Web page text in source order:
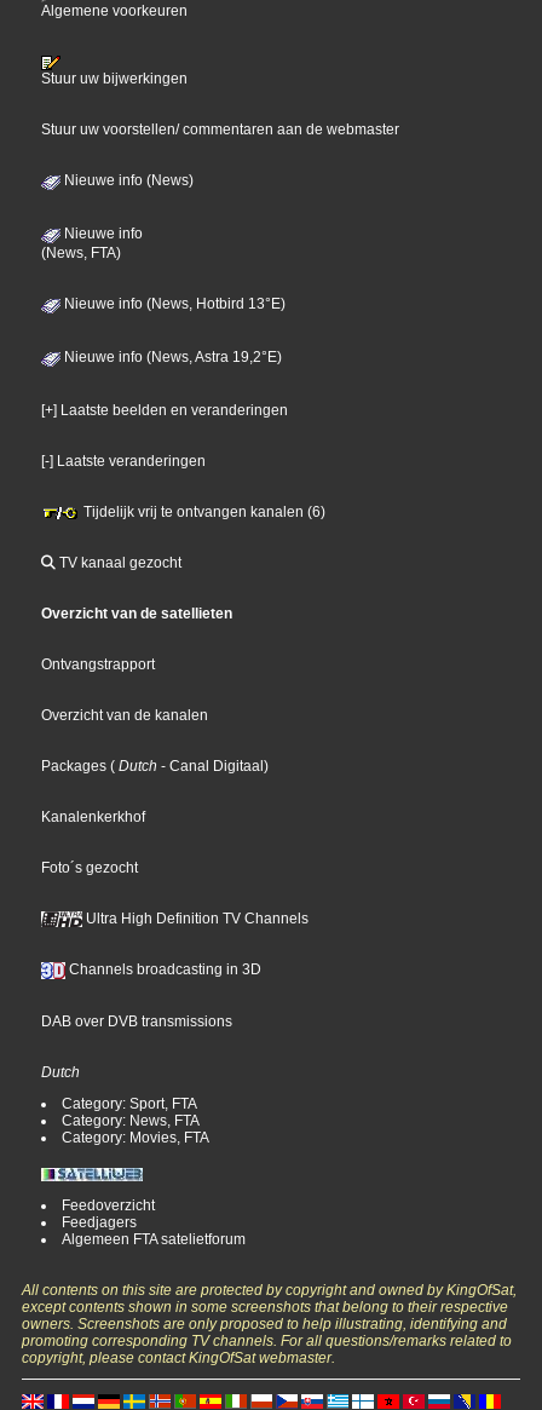
Algemene voorkeuren
Stuur uw bijwerkingen
Stuur uw voorstellen/ commentaren aan de webmaster
Nieuwe info (News)
Nieuwe info
(News, FTA)
Nieuwe info (News, Hotbird 13°E)
Nieuwe info (News, Astra 19,2°E)
[+] Laatste beelden en veranderingen
[-] Laatste veranderingen
Tijdelijk vrij te ontvangen kanalen (6)
TV kanaal gezocht
Overzicht van de satellieten
Ontvangstrapport
Overzicht van de kanalen
Packages ( Dutch - Canal Digitaal)
Kanalenkerkhof
Foto´s gezocht
Ultra High Definition TV Channels
Channels broadcasting in 3D
DAB over DVB transmissions
Dutch
Category: Sport, FTA
Category: News, FTA
Category: Movies, FTA
Feedoverzicht
Feedjagers
Algemeen FTA satelietforum
All contents on this site are protected by copyright and owned by KingOfSat,
except contents shown in some screenshots that belong to their respective
owners. Screenshots are only proposed to help illustrating, identifying and
promoting corresponding TV channels. For all questions/remarks related to
copyright, please contact KingOfSat webmaster.